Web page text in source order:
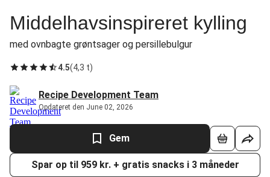
Middelhavsinspireret kylling
med ovnbagte grøntsager og persillebulgur
4.5(4,3 t)
Recipe Development Team
Opdateret den June 02, 2026
Gem
Spar op til 959 kr. + gratis snacks i 3 måneder